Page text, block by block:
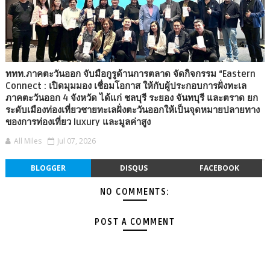
ททท.ภาคตะวันออก จับมือกูรูด้านการตลาด จัดกิจกรรม “Eastern
Connect : เปิดมุมมอง เชื่อมโอกาส ให้กับผู้ประกอบการฝั่งทะเล
ภาคตะวันออก 4 จังหวัด ได้แก่ ชลบุรี ระยอง จันทบุรี และตราด ยก
ระดับเมืองท่องเที่ยวชายทะเลฝั่งตะวันออกให้เป็นจุดหมายปลายทาง
ของการท่องเที่ยว luxury และมูลค่าสูง
All Miles Jul 07, 2026
BLOGGER DISQUS FACEBOOK
NO COMMENTS:
POST A COMMENT